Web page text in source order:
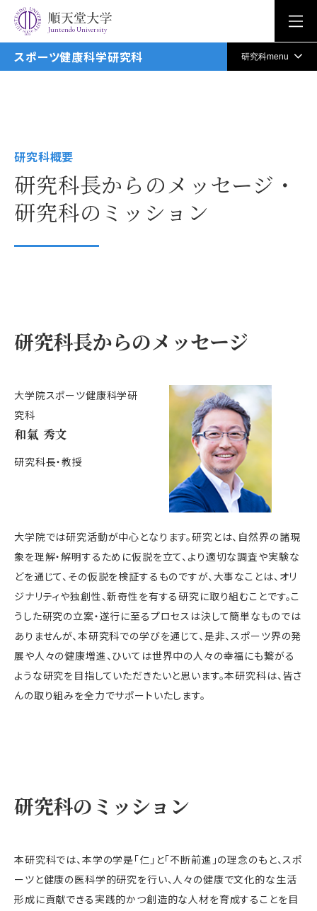
Juntendo University
スポーツ健康科学研究科 研究科menu
研究科概要
研究科長からのメッセージ・
研究科のミッション
研究科長からのメッセージ
大学院スポーツ健康科学研
究科
和氣 秀文
研究科長・教授
大学院では研究活動が中心となります。研究とは、自然界の諸現
象を理解・解明するために仮説を立て、より適切な調査や実験な
どを通じて、その仮説を検証するものですが、大事なことは、オリ
ジナリティや独創性、新奇性を有する研究に取り組むことです。こ
うした研究の立案・遂行に至るプロセスは決して簡単なものでは
ありませんが、本研究科での学びを通じて、是非、スポーツ界の発
展や人々の健康増進、ひいては世界中の人々の幸福にも繋がる
ような研究を目指していただきたいと思います。本研究科は、皆さ
んの取り組みを全力でサポートいたします。
研究科のミッション
本研究科では、本学の学是「仁」と「不断前進」の理念のもと、スポ
ーツと健康の医科学的研究を行い、人々の健康で文化的な生活
形成に貢献できる実践的かつ創造的な人材を育成することを目